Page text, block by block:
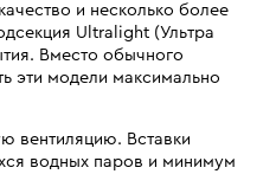
и несколько более
Ultralight (Ультра
Вместо обычного
эти модели максимально
вентиляцию. Вставки
водных паров и минимум